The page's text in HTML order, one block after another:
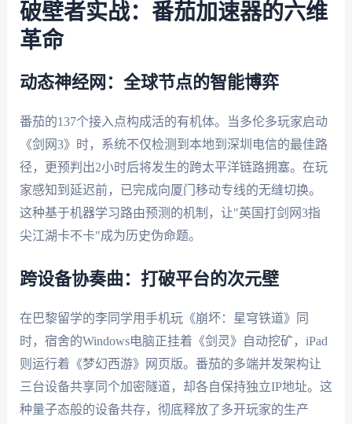
破壁者实战：番茄加速器的六维
革命
动态神经网：全球节点的智能博弈
番茄的137个接入点构成活的有机体。当多伦多玩家启动
《剑网3》时，系统不仅检测到本地到深圳电信的最佳路
径，更预判出2小时后将发生的跨太平洋链路拥塞。在玩
家感知到延迟前，已完成向厦门移动专线的无缝切换。
这种基于机器学习路由预测的机制，让"英国打剑网3指
尖江湖卡不卡"成为历史伪命题。
跨设备协奏曲：打破平台的次元壁
在巴黎留学的李同学用手机玩《崩坏：星穹铁道》同
时，宿舍的Windows电脑正挂着《剑灵》自动挖矿，iPad
则运行着《梦幻西游》网页版。番茄的多端并发架构让
三台设备共享同个加密隧道，却各自保持独立IP地址。这
种量子态般的设备共存，彻底释放了多开玩家的生产